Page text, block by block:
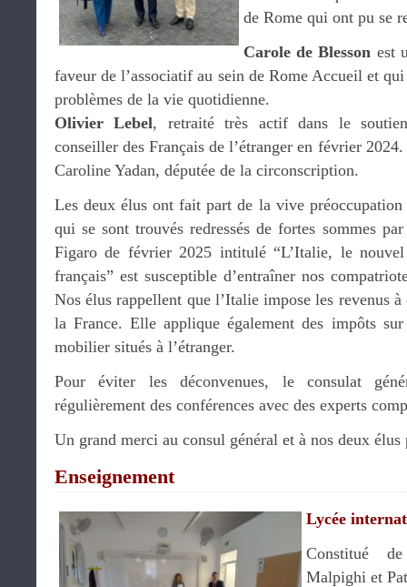
de Rome qui ont pu se
Carole de Blesson est
faveur de l’associatif au sein de Rome Accueil et
problèmes de la vie quotidienne.
Olivier Lebel, retraité très actif dans le
conseiller des Français de l’étranger en février
Caroline Yadan, députée de la circonscription.
Les deux élus ont fait part de la vive préoccupation
qui se sont trouvés redressés de fortes sommes
Figaro de février 2025 intitulé “L’Italie, le
français” est susceptible d’entraîner nos
Nos élus rappellent que l’Italie impose les revenus
la France. Elle applique également des impôts
mobilier situés à l’étranger.
Pour éviter les déconvenues, le consulat
régulièrement des conférences avec des experts
Un grand merci au consul général et à nos deux
Enseignement
Lycée
Constitué
Malpighi et